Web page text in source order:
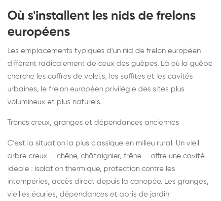
Où s'installent les nids de frelons
européens
Les emplacements typiques d'un nid de frelon européen
diffèrent radicalement de ceux des guêpes. Là où la guêpe
cherche les coffres de volets, les soffites et les cavités
urbaines, le frelon européen privilégie des sites plus
volumineux et plus naturels.
Troncs creux, granges et dépendances anciennes
C'est la situation la plus classique en milieu rural. Un vieil
arbre creux — chêne, châtaignier, frêne — offre une cavité
idéale : isolation thermique, protection contre les
intempéries, accès direct depuis la canopée. Les granges,
vieilles écuries, dépendances et abris de jardin